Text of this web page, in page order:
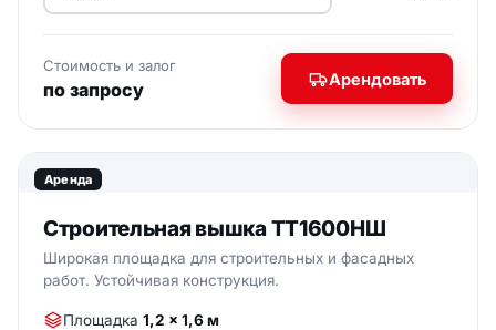
Стоимость и залог
по запросу Арендовать
Аренда
Строительная вышка ТТ1600НШ
Широкая площадка для строительных и фасадных
работ. Устойчивая конструкция.
Площадка 1,2 × 1,6 м